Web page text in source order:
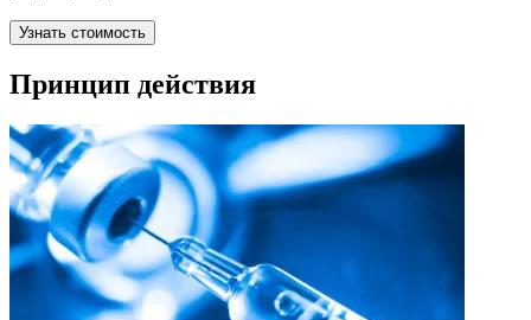
Узнать стоимость
Принцип действия